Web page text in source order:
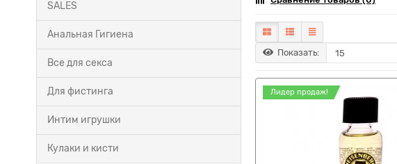
SALES
Анальная Гигиена
Все для секса
Для фистинга
Интим игрушки
Кулаки и кисти
Показать:
Лидер продаж!